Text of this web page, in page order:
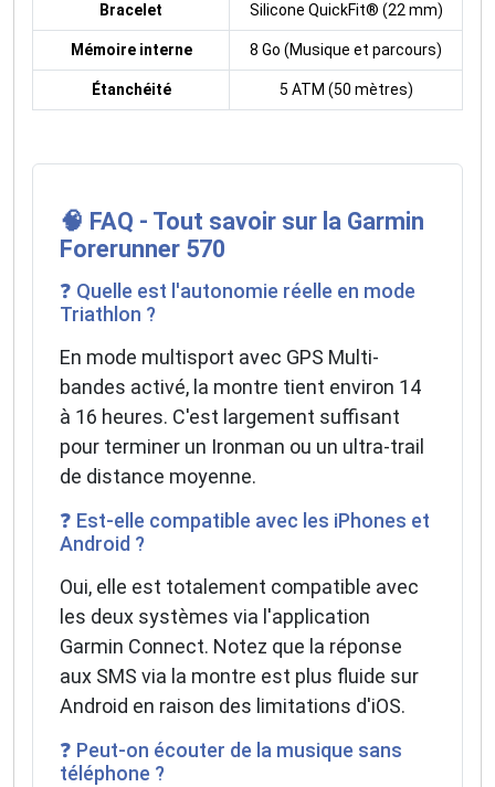
Bracelet Silicone QuickFit® (22 mm)
Mémoire interne 8 Go (Musique et parcours)
Étanchéité 5 ATM (50 mètres)
🧠 FAQ - Tout savoir sur la Garmin
Forerunner 570
❓ Quelle est l'autonomie réelle en mode
Triathlon ?
En mode multisport avec GPS Multi-
bandes activé, la montre tient environ 14
à 16 heures. C'est largement suffisant
pour terminer un Ironman ou un ultra-trail
de distance moyenne.
❓ Est-elle compatible avec les iPhones et
Android ?
Oui, elle est totalement compatible avec
les deux systèmes via l'application
Garmin Connect. Notez que la réponse
aux SMS via la montre est plus fluide sur
Android en raison des limitations d'iOS.
❓ Peut-on écouter de la musique sans
téléphone ?